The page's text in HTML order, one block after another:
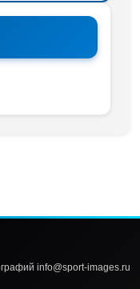
info@sport-images.ru